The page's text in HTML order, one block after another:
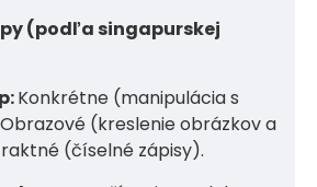
(podľa singapurskej
Konkrétne (manipulácia s
(kreslenie obrázkov a
(číselné zápisy).